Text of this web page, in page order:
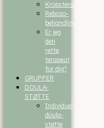
Kropsterapi
Rebozo-
behandling
Er jeg
den
rette
terapeut
for dig?
GRUPPER
DOULA-
STØTTE
Individuel
doula-
støtte